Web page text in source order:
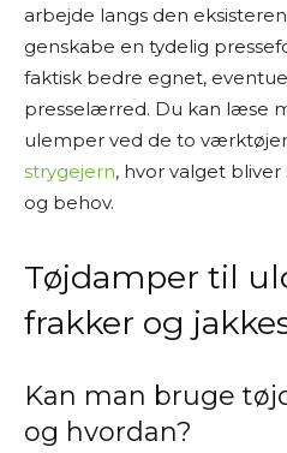
arbejde langs den
genskabe en tydelig
faktisk bedre egnet,
presselærred. Du kan læse
ulemper ved de to
strygejern, hvor valget
og behov.
Tøjdamper til
frakker og
Kan man bruge
og hvordan?